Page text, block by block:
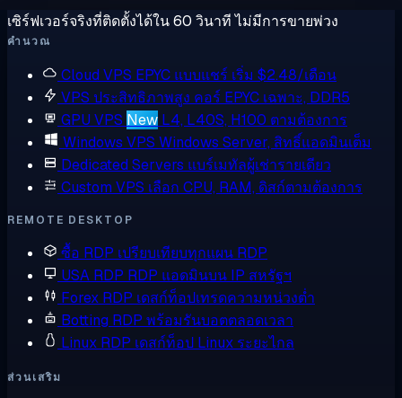
เซิร์ฟเวอร์จริงที่ติดตั้งได้ใน 60 วินาที ไม่มีการขายพ่วง
คำนวณ
Cloud VPS EPYC แบบแชร์ เริ่ม $2.48/เดือน
VPS ประสิทธิภาพสูง คอร์ EPYC เฉพาะ, DDR5
GPU VPS New L4, L40S, H100 ตามต้องการ
Windows VPS Windows Server, สิทธิ์แอดมินเต็ม
Dedicated Servers แบร์เมทัลผู้เช่ารายเดียว
Custom VPS เลือก CPU, RAM, ดิสก์ตามต้องการ
REMOTE DESKTOP
ซื้อ RDP เปรียบเทียบทุกแผน RDP
USA RDP RDP แอดมินบน IP สหรัฐฯ
Forex RDP เดสก์ท็อปเทรดความหน่วงต่ำ
Botting RDP พร้อมรันบอตตลอดเวลา
Linux RDP เดสก์ท็อป Linux ระยะไกล
ส่วนเสริม